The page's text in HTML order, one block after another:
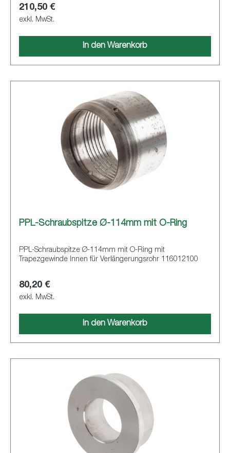
210,50 €
exkl. MwSt.
In den Warenkorb
PPL-Schraubspitze Ø-114mm mit O-Ring
PPL-Schraubspitze Ø-114mm mit O-Ring mit
Trapezgewinde Innen für Verlängerungsrohr 116012100
80,20 €
exkl. MwSt.
In den Warenkorb